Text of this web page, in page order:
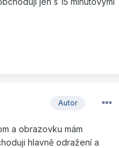
Autor
a obrazovku mám
hlavně odražení a